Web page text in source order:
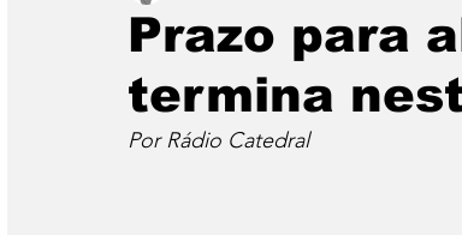
Prazo para
termina
Por Rádio Catedral